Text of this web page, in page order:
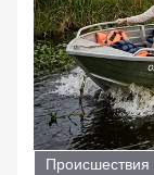
Происшествия